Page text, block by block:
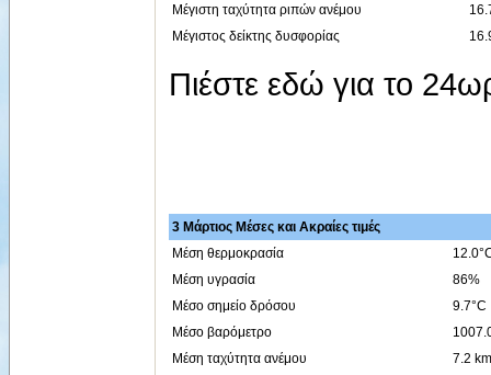
Μέγιστη ταχύτητα ριπών ανέμου
Μέγιστος δείκτης δυσφορίας
Πιέστε εδώ για το
3 Μάρτιος Μέσες και Ακραίες τιμές
Μέση θερμοκρασία
Μέση υγρασία
86%
Μέσο σημείο δρόσου
9.7°C
Μέσο βαρόμετρο
Μέση ταχύτητα ανέμου
7.2